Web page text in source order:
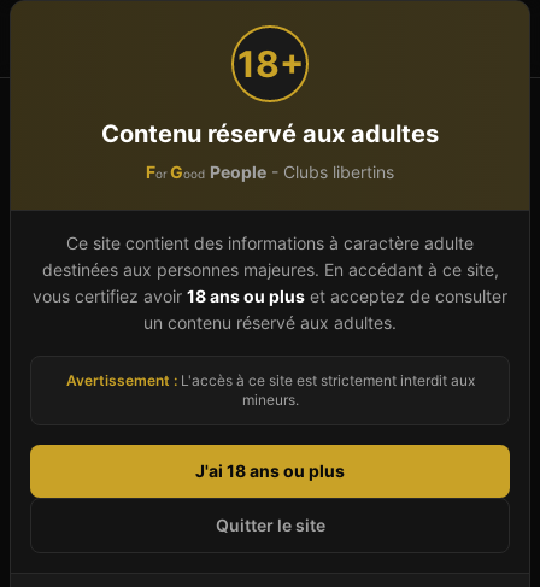
18+
Contenu réservé aux adultes
ForGood People - Clubs libertins
Ce site contient des informations à caractère adulte
destinées aux personnes majeures. En accédant à ce site,
vous certifiez avoir 18 ans ou plus et acceptez de consulter
un contenu réservé aux adultes.
Avertissement :L'accès à ce site est strictement interdit aux
mineurs.
J'ai 18 ans ou plus
Quitter le site
Accueil Nouvelle-Aquitaine
Pyrénées-Atlantiques (64)
La Station Sauna
Sauna Gay Et Libertin ÀPAU
À vérifier
8,rue René Fournets, 64000 PAU-Pyrénées-
Spa & Wellness
Donne ton avis (anonyme, sans inscription)